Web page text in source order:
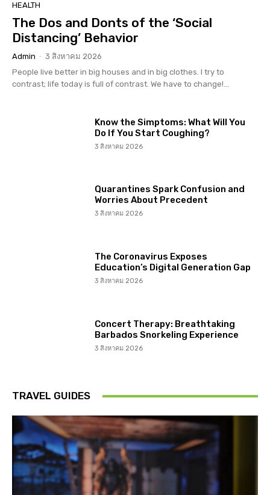
HEALTH
The Dos and Donts of the ‘Social
Distancing’ Behavior
Admin - 3 สิงหาคม 2026
People live better in big houses and in big clothes. I try to
contrast; life today is full of contrast. We have to change!...
Know the Simptoms: What Will You
Do If You Start Coughing?
3 สิงหาคม 2026
Quarantines Spark Confusion and
Worries About Precedent
3 สิงหาคม 2026
The Coronavirus Exposes
Education’s Digital Generation Gap
3 สิงหาคม 2026
Concert Therapy: Breathtaking
Barbados Snorkeling Experience
3 สิงหาคม 2026
TRAVEL GUIDES